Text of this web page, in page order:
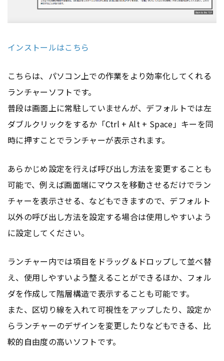
インストールはこちら
こちらは、パソコン上での作業をより効率化してくれる
ランチャーソフトです。
普段は画面上に常駐していませんが、デフォルトでは左
ダブルクリックをするか「Ctrl + Alt + Space」キーを同
時に押すことでランチャーが表示されます。
あらかじめ設定を行えば呼び出し方法を変更することも
可能で、例えば画面端にマウスを移動させるだけでラン
チャーを表示させる、などもできますので、デフォルト
以外の呼び出し方法を設定する場合は使用しやすいよう
に設定してください。
ランチャー内では項目をドラッグ＆ドロップして並べ替
え、使用しやすいよう整えることができるほか、フォル
ダを作成して階層構造で表示することも可能です。
また、区切り線を入れて可視性をアップしたり、設定か
らランチャーのデザインを変更したりなどもできる、比
較的自由度の高いソフトです。